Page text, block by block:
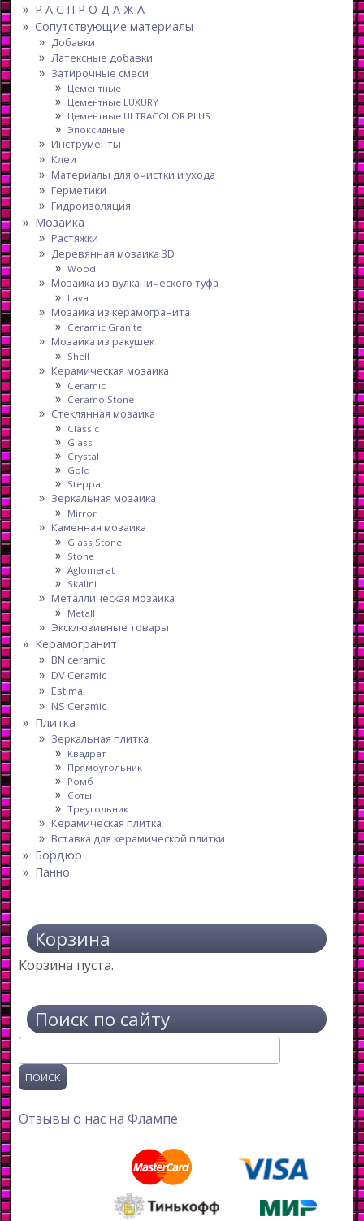
Р А С П Р О Д А Ж А
Сопутствующие материалы
Добавки
Латексные добавки
Затирочные смеси
Цементные
Цементные LUXURY
Цементные ULTRACOLOR PLUS
Эпоксидные
Инструменты
Клеи
Материалы для очистки и ухода
Герметики
Гидроизоляция
Мозаика
Растяжки
Деревянная мозаика 3D
Wood
Мозаика из вулканического туфа
Lava
Мозаика из керамогранита
Ceramic Granite
Мозаика из ракушек
Shell
Керамическая мозаика
Ceramic
Ceramo Stone
Стеклянная мозаика
Classic
Glass
Crystal
Gold
Steppa
Зеркальная мозаика
Mirror
Каменная мозаика
Glass Stone
Stone
Aglomerat
Skalini
Металлическая мозаика
Metall
Эксклюзивные товары
Керамогранит
BN ceramic
DV Ceramic
Estima
NS Ceramic
Плитка
Зеркальная плитка
Квадрат
Прямоугольник
Ромб
Соты
Треугольник
Керамическая плитка
Вставка для керамической плитки
Бордюр
Панно
Корзина
Корзина пуста.
Поиск по сайту
Отзывы о нас на Флампе